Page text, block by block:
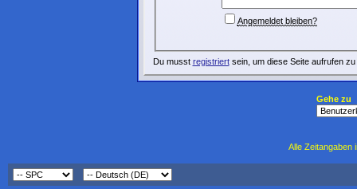
Angemeldet bleiben?
Du musst registriertsein, um diese Seite aufrufen zu
Gehe zu
Alle Zeitangaben